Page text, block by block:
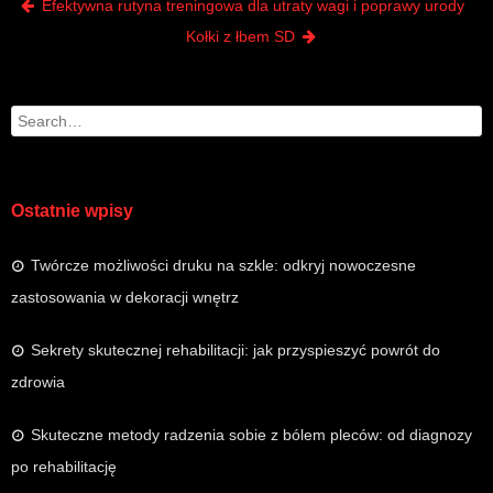
Search
Ostatnie wpisy
Twórcze możliwości druku na szkle: odkryj nowoczesne
zastosowania w dekoracji wnętrz
Sekrety skutecznej rehabilitacji: jak przyspieszyć powrót do
zdrowia
Skuteczne metody radzenia sobie z bólem pleców: od diagnozy
po rehabilitację
Post navigation
Efektywna rutyna treningowa dla utraty wagi i poprawy urody
Kołki z łbem SD